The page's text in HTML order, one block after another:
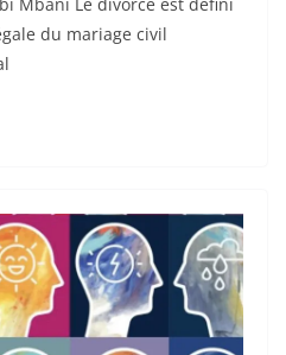
du mariage civil